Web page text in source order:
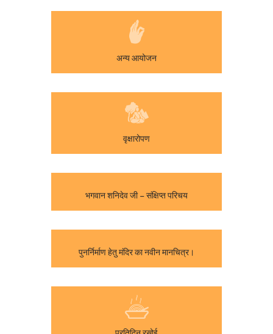
अन्य आयोजन
वृक्षारोपण
भगवान शनिदेव जी – संक्षिप्त परिचय
पुनर्निर्माण हेतु मंदिर का नवीन मानचित्र।